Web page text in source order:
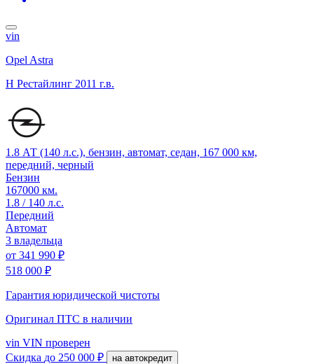
vin
Opel Astra
H Рестайлинг 2011 г.в.
1.8 АТ (140 л.с.), бензин, автомат, седан, 167 000 км,
передний, черный
Бензин
167000 км.
1.8 / 140 л.с.
Передний
Автомат
3 владельца
от 341 990 ₽
518 000 ₽
Гарантия юридической чистоты
Оригинал ПТС в наличии
vin VIN проверен
Скидка до 250 000 ₽ на автокредит